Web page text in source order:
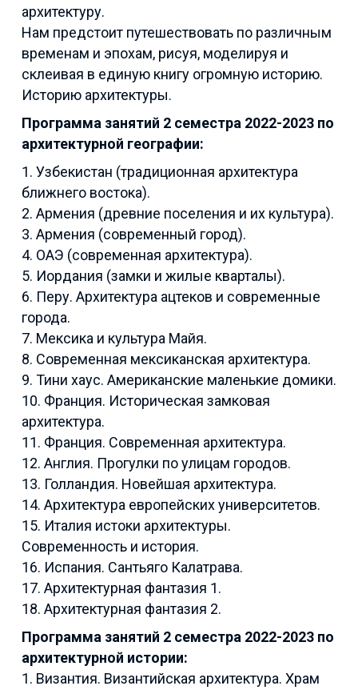
архитектуру.
Нам предстоит путешествовать по различным
временам и эпохам, рисуя, моделируя и
склеивая в единую книгу огромную историю.
Историю архитектуры.
Программа занятий 2 семестра 2022-2023 по
архитектурной географии:
1. Узбекистан (традиционная архитектура
ближнего востока).
2. Армения (древние поселения и их культура).
3. Армения (современный город).
4. ОАЭ (современная архитектура).
5. Иордания (замки и жилые кварталы).
6. Перу. Архитектура ацтеков и современные
города.
7. Мексика и культура Майя.
8. Современная мексиканская архитектура.
9. Тини хаус. Американские маленькие домики.
10. Франция. Историческая замковая
архитектура.
11. Франция. Современная архитектура.
12. Англия. Прогулки по улицам городов.
13. Голландия. Новейшая архитектура.
14. Архитектура европейских университетов.
15. Италия истоки архитектуры.
Современность и история.
16. Испания. Сантьяго Калатрава.
17. Архитектурная фантазия 1.
18. Архитектурная фантазия 2.
Программа занятий 2 семестра 2022-2023 по
архитектурной истории:
1. Византия. Византийская архитектура. Храм